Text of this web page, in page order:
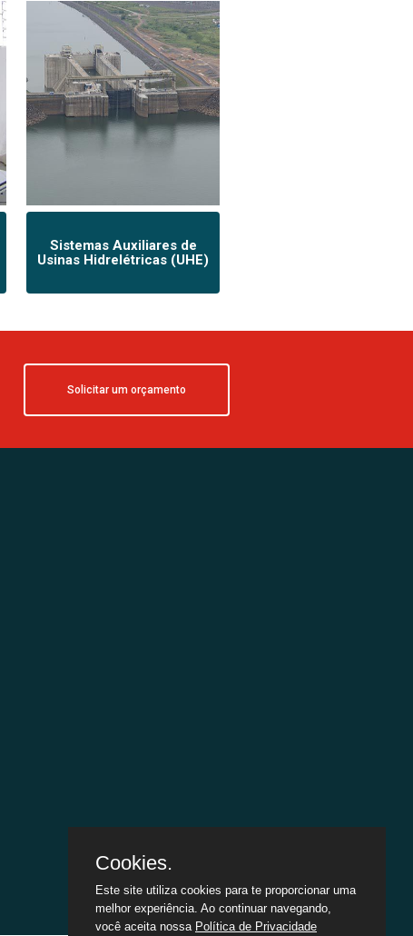
Sistemas Auxiliares de
Usinas Hidrelétricas (UHE)
Solicitar um orçamento
Cookies.
Este site utiliza cookies para te proporcionar uma
melhor experiência. Ao continuar navegando,
você aceita nossa Política de Privacidade